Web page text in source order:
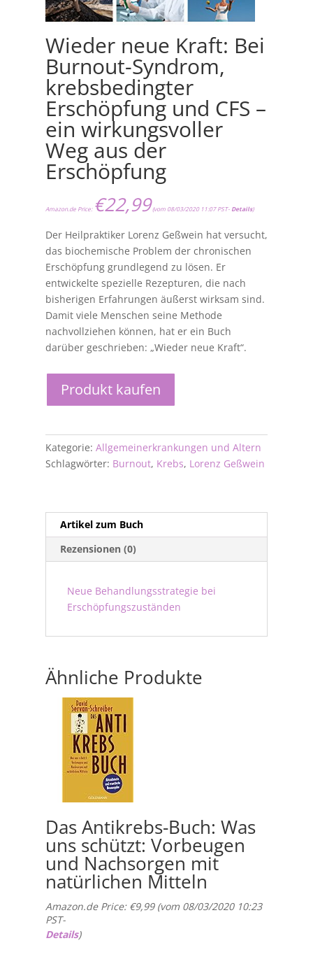
Wieder neue Kraft: Bei
Burnout-Syndrom,
krebsbedingter
Erschöpfung und CFS –
ein wirkungsvoller
Weg aus der
Erschöpfung
Amazon.de Price: €22,99(vom 08/03/2020 11:07 PST- Details)
Der Heilpraktiker Lorenz Geßwein hat versucht,
das biochemische Problem der chronischen
Erschöpfung grundlegend zu lösen. Er
entwickelte spezielle Rezepturen, die nach
bisherigen Erfahrungen äußerst wirksam sind.
Damit viele Menschen seine Methode
nachvollziehen können, hat er ein Buch
darüber geschrieben: „Wieder neue Kraft“.
Produkt kaufen
Kategorie: Allgemeinerkrankungen und Altern
Schlagwörter: Burnout, Krebs, Lorenz Geßwein
Artikel zum Buch
Rezensionen (0)
Neue Behandlungsstrategie bei
Erschöpfungszuständen
Ähnliche Produkte
Das Antikrebs-Buch: Was
uns schützt: Vorbeugen
und Nachsorgen mit
natürlichen Mitteln
Amazon.de Price: €9,99(vom 08/03/2020 10:23
PST-
Details)